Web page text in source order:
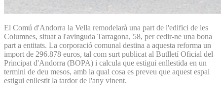
El Comú d'Andorra la Vella remodelarà una part de l'edifici de les
Columnes, situat a l'avinguda Tarragona, 58, per cedir-ne una bona
part a entitats. La corporació comunal destina a aquesta reforma un
import de 296.878 euros, tal com surt publicat al Butlletí Oficial del
Principat d'Andorra (BOPA) i calcula que estigui enllestida en un
termini de deu mesos, amb la qual cosa es preveu que aquest espai
estigui enllestit la tardor de l'any vinent.